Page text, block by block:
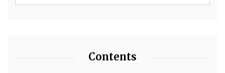
Contents